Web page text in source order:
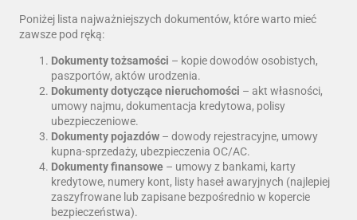
Poniżej lista najważniejszych dokumentów, które warto mieć
zawsze pod ręką:
Dokumenty tożsamości – kopie dowodów osobistych,
paszportów, aktów urodzenia.
Dokumenty dotyczące nieruchomości – akt własności,
umowy najmu, dokumentacja kredytowa, polisy
ubezpieczeniowe.
Dokumenty pojazdów – dowody rejestracyjne, umowy
kupna-sprzedaży, ubezpieczenia OC/AC.
Dokumenty finansowe – umowy z bankami, karty
kredytowe, numery kont, listy haseł awaryjnych (najlepiej
zaszyfrowane lub zapisane bezpośrednio w kopercie
bezpieczeństwa).